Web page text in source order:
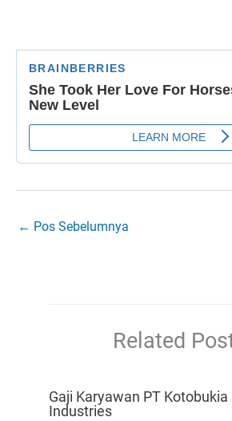
← Pos Sebelumnya
Related
Gaji Karyawan PT
Industries